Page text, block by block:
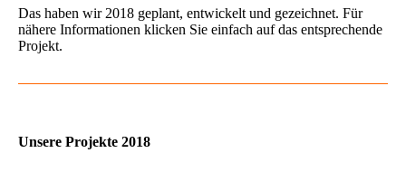
Das haben wir 2018 geplant, entwickelt und gezeichnet. Für
nähere Informationen klicken Sie einfach auf das entsprechende
Projekt.
Unsere Projekte 2018